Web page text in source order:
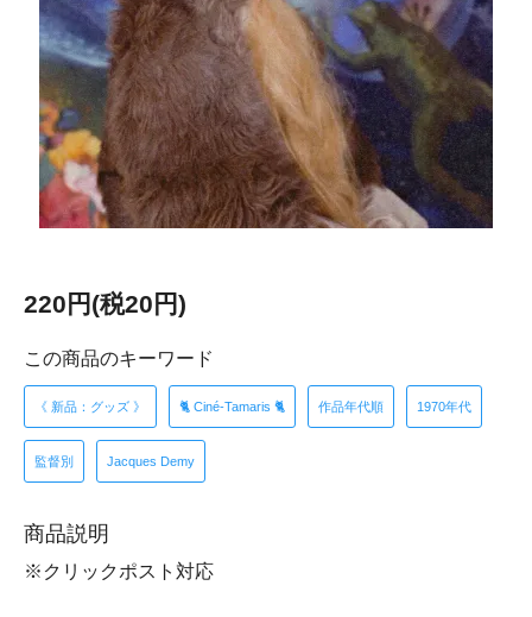
220円(税20円)
この商品のキーワード
《 新品：グッズ 》 🐈 Ciné-Tamaris 🐈 作品年代順 1970年代
監督別 Jacques Demy
商品説明
※クリックポスト対応